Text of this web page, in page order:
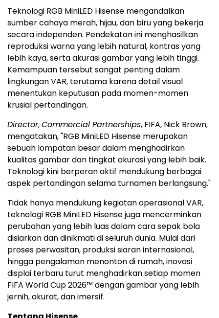
Teknologi RGB MiniLED Hisense mengandalkan
sumber cahaya merah, hijau, dan biru yang bekerja
secara independen. Pendekatan ini menghasilkan
reproduksi warna yang lebih natural, kontras yang
lebih kaya, serta akurasi gambar yang lebih tinggi.
Kemampuan tersebut sangat penting dalam
lingkungan VAR, terutama karena detail visual
menentukan keputusan pada momen-momen
krusial pertandingan.
Director,Commercial Partnerships, FIFA, Nick Brown,
mengatakan, "RGB MiniLED Hisense merupakan
sebuah lompatan besar dalam menghadirkan
kualitas gambar dan tingkat akurasi yang lebih baik.
Teknologi kini berperan aktif mendukung berbagai
aspek pertandingan selama turnamen berlangsung."
Tidak hanya mendukung kegiatan operasional VAR,
teknologi RGB MiniLED Hisense juga mencerminkan
perubahan yang lebih luas dalam cara sepak bola
disiarkan dan dinikmati di seluruh dunia. Mulai dari
proses perwasitan, produksi siaran internasional,
hingga pengalaman menonton di rumah, inovasi
displai terbaru turut menghadirkan setiap momen
FIFA World Cup 2026™ dengan gambar yang lebih
jernih, akurat, dan imersif.